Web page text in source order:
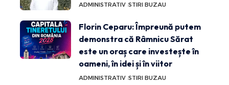
ADMINISTRATIV STIRI BUZAU
Florin Ceparu: Împreună putem
demonstra că Râmnicu Sărat
este un oraș care investește în
oameni, în idei și în viitor
ADMINISTRATIV STIRI BUZAU